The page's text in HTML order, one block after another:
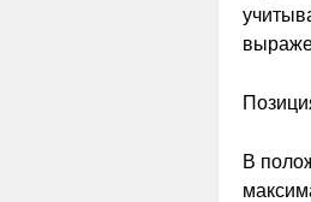
В